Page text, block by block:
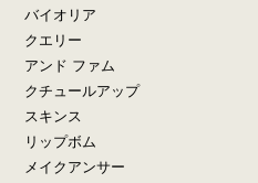
バイオリア
クエリー
アンド ファム
クチュールアップ
スキンス
リップボム
メイクアンサー